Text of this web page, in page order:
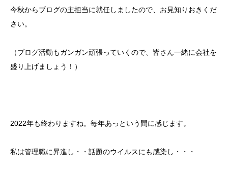
今秋からブログの主担当に就任しましたので、お見知りおきくだ
さい。
（ブログ活動もガンガン頑張っていくので、皆さん一緒に会社を
盛り上げましょう！）
2022年も終わりますね。毎年あっという間に感じます。
私は管理職に昇進し・・話題のウイルスにも感染し・・・